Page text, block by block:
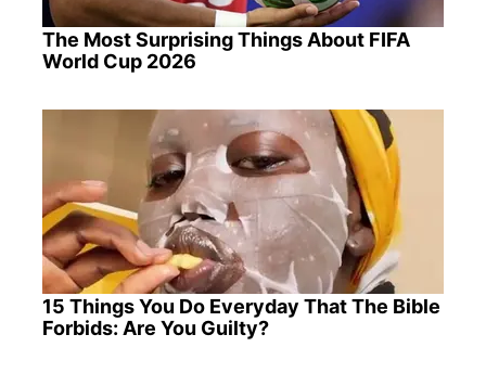
The Most Surprising Things About FIFA
World Cup 2026
15 Things You Do Everyday That The Bible
Forbids: Are You Guilty?